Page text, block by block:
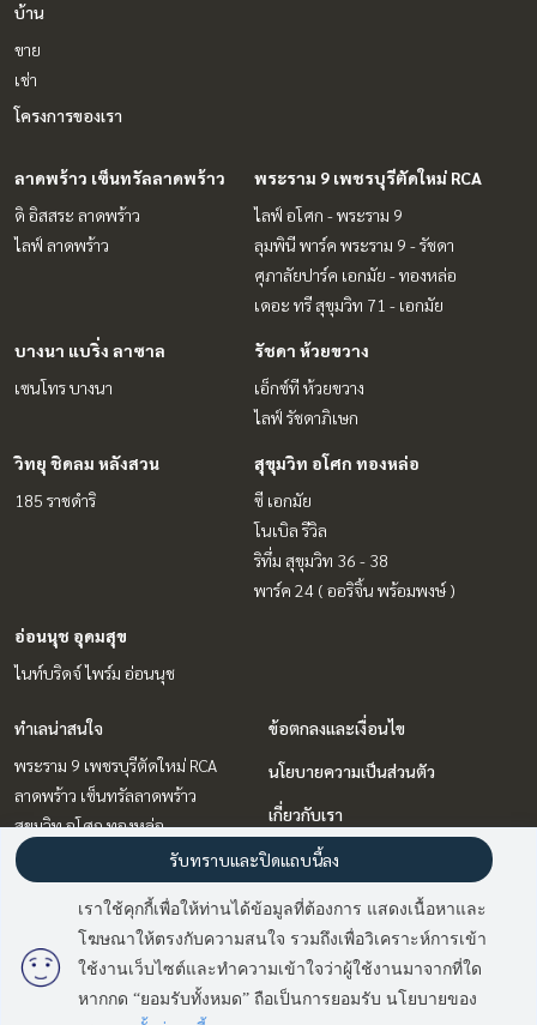
มี2คนกำลังดูประกาศนี้
บ้าน
ขาย
เช่า
โครงการของเรา
ลาดพร้าว เซ็นทรัลลาดพร้าว
ดิ อิสสระ ลาดพร้าว
ไลฟ์ ลาดพร้าว
พระราม 9 เพชรบุรีตัดใหม่ RCA
ไลฟ์ อโศก - พระราม 9
ลุมพินี พาร์ค พระราม 9 - รัชดา
ศุภาลัยปาร์ค เอกมัย - ทองหล่อ
เดอะ ทรี สุขุมวิท 71 - เอกมัย
บางนา แบริ่ง ลาซาล
เซนโทร บางนา
รัชดา ห้วยขวาง
เอ็กซ์ที ห้วยขวาง
ไลฟ์ รัชดาภิเษก
วิทยุ ชิดลม หลังสวน
185 ราชดำริ
สุขุมวิท อโศก ทองหล่อ
ซี เอกมัย
โนเบิล รีวิล
ริทึ่ม สุขุมวิท 36 - 38
พาร์ค 24 ( ออริจิ้น พร้อมพงษ์ )
อ่อนนุช อุดมสุข
ไนท์บริดจ์ ไพร์ม อ่อนนุช
ทำเลน่าสนใจ
พระราม 9 เพชรบุรีตัดใหม่ RCA
ลาดพร้าว เซ็นทรัลลาดพร้าว
สุขุมวิท อโศก ทองหล่อ
บางนา แบริ่ง ลาซาล
อ่อนนุช อุดมสุข
วิทยุ ชิดลม หลังสวน
รัชดา ห้วยขวาง
ข้อตกลงและเงื่อนไข
นโยบายความเป็นส่วนตัว
เกี่ยวกับเรา
วิธีการฝากขาย-เช่า
ติดต่อ
เราใช้คุกกี้เพื่อให้ท่านได้ข้อมูลที่ต้องการ แสดงเนื้อหาและ
โฆษณาให้ตรงกับความสนใจ รวมถึงเพื่อวิเคราะห์การเข้า
ใช้งานเว็บไซต์และทำความเข้าใจว่าผู้ใช้งานมาจากที่ใด
หากกด “ยอมรับทั้งหมด” ถือเป็นการยอมรับ นโยบายของ
รับทราบและปิดแถบนี้ลง